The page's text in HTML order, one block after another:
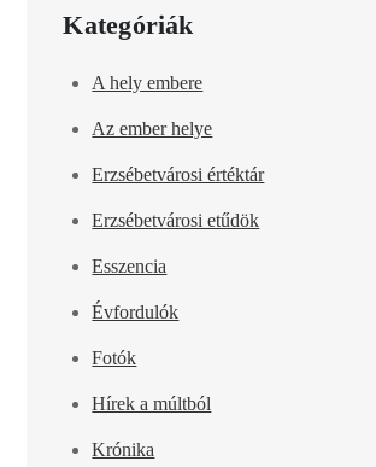
Kategóriák
A hely embere
Az ember helye
Erzsébetvárosi értéktár
Erzsébetvárosi etűdök
Esszencia
Évfordulók
Fotók
Hírek a múltból
Krónika